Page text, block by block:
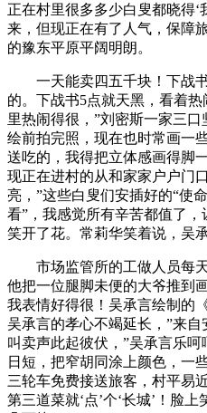
正在村里很多多少白叟都晓得
来，但现正在有了人气，保障
的豫东平原平阔明朗。
一天能卖四五千块！下战书
的。下战书5点就天黑，看着
里热闹得很，”刘密斯一家三
绘前拍完照，现在也时常画一
送吃的，我得把立体感画得脚
现正在进村的从和家家户户门
亮，”这些白叟们安插好的“使
看”，我感觉所有辛苦都值了
笑开了花。常莉华笑着说，吴
市场监管所的工做人员每天
他把一位腿脚未便的大爷推到
我表情好得很！吴承言绘制的
吴承言的孝心不竭延长，”来自
叫卖声此起彼伏，”吴承言乐
日短，把窄胡同涂上颜色，一
三轮车免费接送旅客，村平易
第三道菜就‘点’个‘长城’！脸